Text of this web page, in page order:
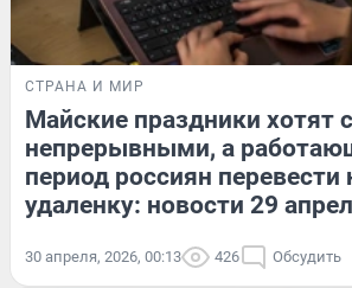
СТРАНА И МИР
Майские праздники хотят
непрерывными, а
период россиян перевести
удаленку: новости 29
30 апреля, 2026, 00:13 426 Обсудить